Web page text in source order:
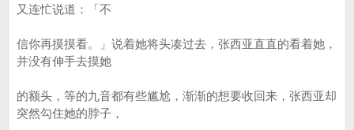
又连忙说道：「不
信你再摸摸看。」说着她将头凑过去，张西亚直直的看着她，
并没有伸手去摸她
的额头，等的九音都有些尴尬，渐渐的想要收回来，张西亚却
突然勾住她的脖子，